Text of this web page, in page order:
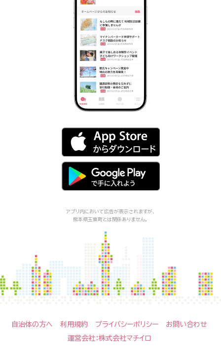
アプリ内において広告が表示されますが、
熊本県玉東町とは関係ありません。
自治体の方へ 利用規約 プライバシーポリシー
お問い合わせ
運営会社：株式会社マチイロ